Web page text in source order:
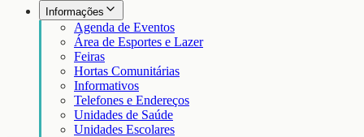
Informações
Agenda de Eventos
Área de Esportes e Lazer
Feiras
Hortas Comunitárias
Informativos
Telefones e Endereços
Unidades de Saúde
Unidades Escolares